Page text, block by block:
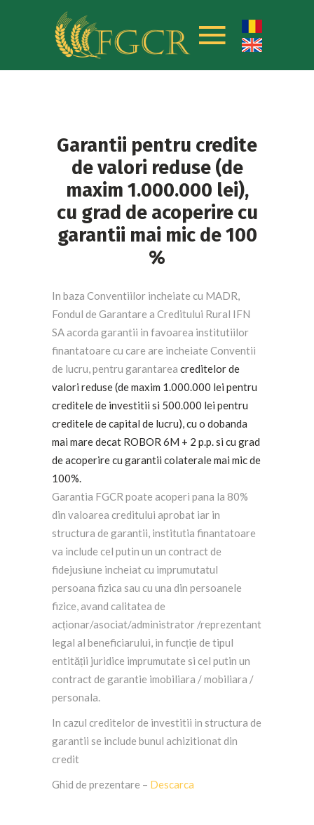
Garantii pentru credite
de valori reduse (de
maxim 1.000.000 lei),
cu grad de acoperire cu
garantii mai mic de 100
%
In baza Conventiilor incheiate cu MADR,
Fondul de Garantare a Creditului Rural IFN
SA acorda garantii in favoarea institutiilor
finantatoare cu care are incheiate Conventii
de lucru, pentru garantarea creditelor de
valori reduse (de maxim 1.000.000 lei pentru
creditele de investitii si 500.000 lei pentru
creditele de capital de lucru), cu o dobanda
mai mare decat ROBOR 6M + 2 p.p. si cu grad
de acoperire cu garantii colaterale mai mic de
100%.
Garantia FGCR poate acoperi pana la 80%
din valoarea creditului aprobat iar in
structura de garantii, institutia finantatoare
va include cel putin un un contract de
fidejusiune incheiat cu imprumutatul
persoana fizica sau cu una din persoanele
fizice, avand calitatea de
acționar/asociat/administrator /reprezentant
legal al beneficiarului, in funcție de tipul
entității juridice imprumutate si cel putin un
contract de garantie imobiliara / mobiliara /
personala.
In cazul creditelor de investitii in structura de
garantii se include bunul achizitionat din
credit
Ghid de prezentare – Descarca